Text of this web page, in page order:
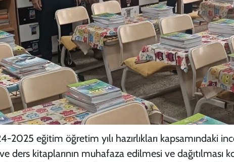
2025 eğitim öğretim yılı hazırlıkları kapsamındaki
ders kitaplarının muhafaza edilmesi ve dağıtılması